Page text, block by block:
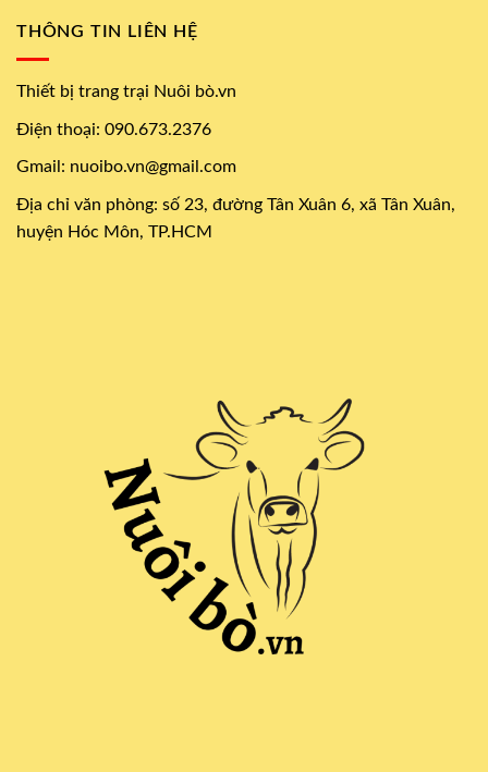
THÔNG TIN LIÊN HỆ
Thiết bị trang trại Nuôi bò.vn
Điện thoại: 090.673.2376
Gmail: nuoibo.vn@gmail.com
Địa chỉ văn phòng: số 23, đường Tân Xuân 6, xã Tân Xuân,
huyện Hóc Môn, TP.HCM